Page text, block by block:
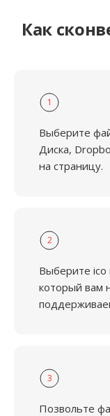
Как
1
Выберите
Диска,
на страницу.
2
Выберите ico
который вам
3
Позвольте